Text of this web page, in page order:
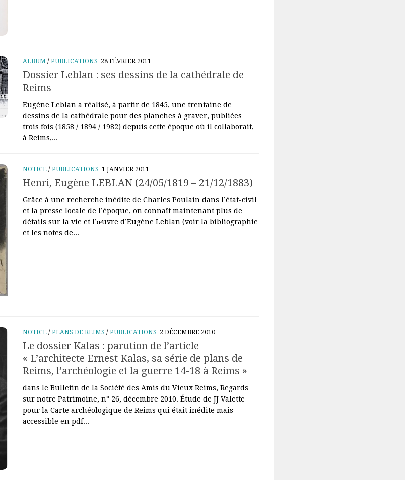
ALBUM /PUBLICATIONS 28 FÉVRIER 2011
Dossier Leblan : ses dessins de la cathédrale de
Reims
Eugène Leblan a réalisé, à partir de 1845, une trentaine de
dessins de la cathédrale pour des planches à graver, publiées
trois fois (1858 / 1894 / 1982) depuis cette époque où il collaborait,
à Reims,...
NOTICE /PUBLICATIONS 1 JANVIER 2011
Henri, Eugène LEBLAN (24/05/1819 – 21/12/1883)
Grâce à une recherche inédite de Charles Poulain dans l’état-civil
et la presse locale de l’époque, on connaît maintenant plus de
détails sur la vie et l’œuvre d’Eugène Leblan (voir la bibliographie
et les notes de...
NOTICE /PLANS DE REIMS /PUBLICATIONS 2 DÉCEMBRE 2010
Le dossier Kalas : parution de l’article
« L’architecte Ernest Kalas, sa série de plans de
Reims, l’archéologie et la guerre 14-18 à Reims »
dans le Bulletin de la Société des Amis du Vieux Reims, Regards
sur notre Patrimoine, n° 26, décembre 2010. Étude de JJ Valette
pour la Carte archéologique de Reims qui était inédite mais
accessible en pdf...